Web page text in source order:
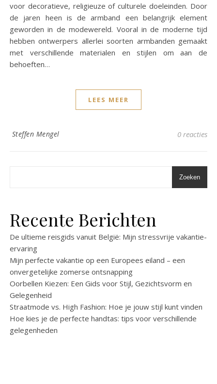
voor decoratieve, religieuze of culturele doeleinden. Door
de jaren heen is de armband een belangrijk element
geworden in de modewereld. Vooral in de moderne tijd
hebben ontwerpers allerlei soorten armbanden gemaakt
met verschillende materialen en stijlen om aan de
behoeften…
LEES MEER
Steffen Mengel 0 reacties
Zoeken
Recente Berichten
De ultieme reisgids vanuit België: Mijn stressvrije vakantie-
ervaring
Mijn perfecte vakantie op een Europees eiland – een
onvergetelijke zomerse ontsnapping
Oorbellen Kiezen: Een Gids voor Stijl, Gezichtsvorm en
Gelegenheid
Straatmode vs. High Fashion: Hoe je jouw stijl kunt vinden
Hoe kies je de perfecte handtas: tips voor verschillende
gelegenheden